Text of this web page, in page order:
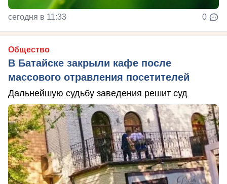
сегодня в 11:33 0
Общество
В Батайске закрыли кафе после
массового отравления посетителей
Дальнейшую судьбу заведения решит суд